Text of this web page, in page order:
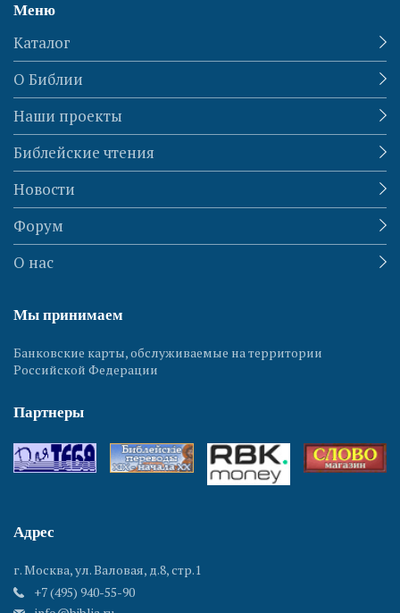
Меню
Каталог
О Библии
Наши проекты
Библейские чтения
Новости
Форум
О нас
Мы принимаем
Банковские карты, обслуживаемые на территории
Российской Федерации
Партнеры
Адрес
г. Москва, ул. Валовая, д.8, стр.1
+7 (495) 940-55-90